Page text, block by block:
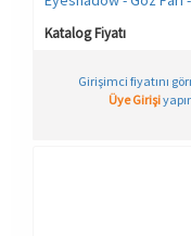
Katalog Fiyatı
Girişimci fiyatını
Üye Girişi